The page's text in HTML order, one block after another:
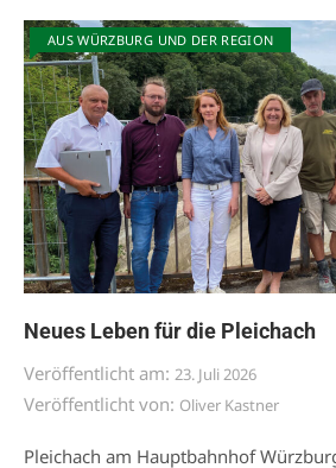
AUS WÜRZBURG UND DER REGION
Neues Leben für die Pleichach
Veröffentlicht am: 23. Juli 2026
Veröffentlicht von: Oliver Kastner
Pleichach am Hauptbahnhof